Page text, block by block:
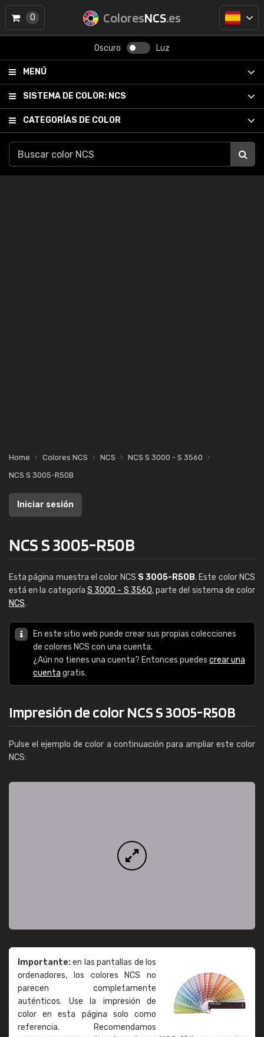
ColoresNCS.es
Oscuro Luz
MENÚ
SISTEMA DE COLOR: NCS
CATEGORÍAS DE COLOR
0
Home Colores NCS NCS
NCS S 3000 - S 3560
NCS S 3005-R50B
Iniciar sesión
NCS S 3005-R50B
Esta página muestra el color NCS S 3005-R50B. Este color NCS
está en la categoría S 3000 - S 3560, parte del sistema de color
NCS.
En este sitio web puede crear sus propias colecciones
de colores NCS con una cuenta.
¿Aún no tienes una cuenta? Entonces puedes crear una
cuenta gratis.
Impresión de color NCS S 3005-R50B
Pulse el ejemplo de color a continuación para ampliar este color
NCS:
Importante:en las pantallas de los
ordenadores, los colores NCS no
parecen completamente
auténticos. Use la impresión de
color en esta página solo como
referencia. Recomendamos